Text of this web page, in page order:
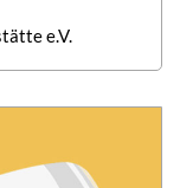
e.V.